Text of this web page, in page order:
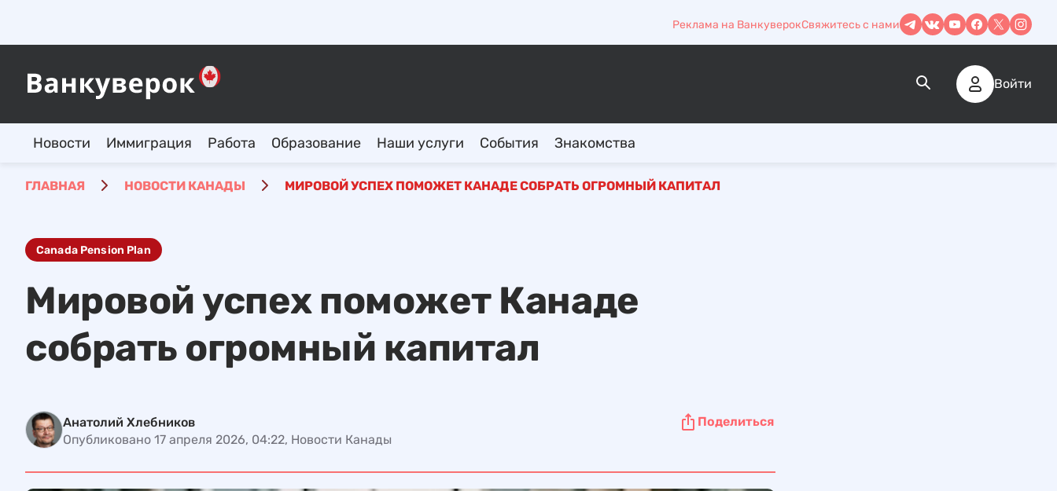
Реклама на ВанкуверокСвяжитесь с нами
Войти
Новости Иммиграция Работа Образование Наши услуги События Знакомства
ГЛАВНАЯ НОВОСТИ КАНАДЫ МИРОВОЙ УСПЕХ ПОМОЖЕТ КАНАДЕ СОБРАТЬ ОГРОМНЫЙ КАПИТАЛ
Canada Pension Plan
Мировой успех поможет Канаде
собрать огромный капитал
Анатолий Хлебников
Опубликовано 17 апреля 2026, 04:22, Новости Канады
Поделиться